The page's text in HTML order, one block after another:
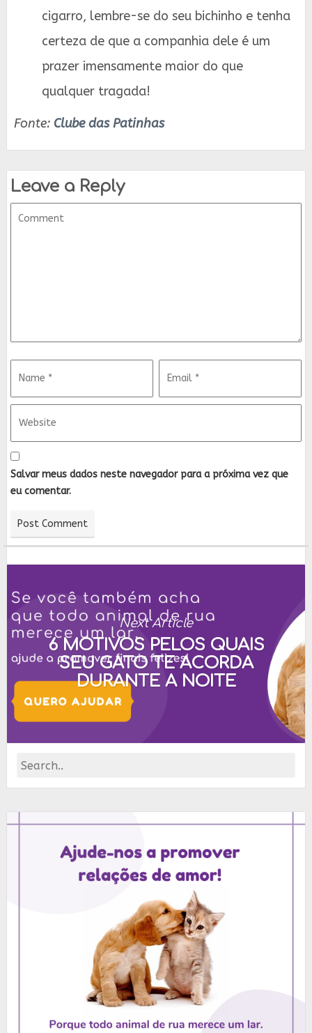
cigarro, lembre-se do seu bichinho e tenha
certeza de que a companhia dele é um
prazer imensamente maior do que
qualquer tragada!
Fonte: Clube das Patinhas
Leave a Reply
Salvar meus dados neste navegador para a próxima vez que
eu comentar.
Next Article
6 MOTIVOS PELOS QUAIS
SEU GATO TE ACORDA
DURANTE A NOITE